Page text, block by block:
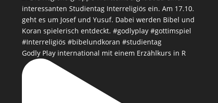
Godly Play international mit einem Erzählkurs in R